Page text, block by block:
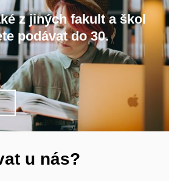
z jiných fakult a škol
podávat do 30.
u nás?